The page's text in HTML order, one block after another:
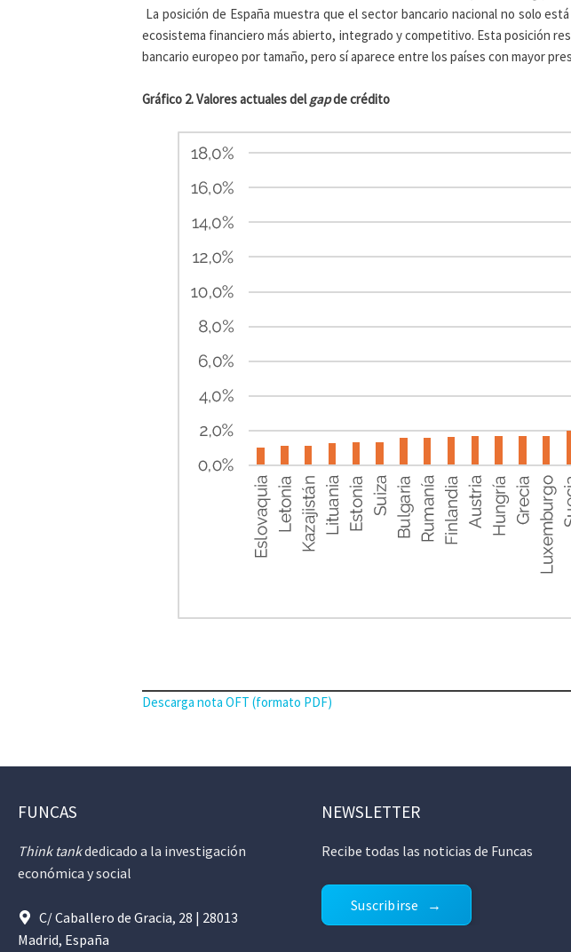
La posición de España muestra que el sector bancario nacional no solo
ecosistema financiero más abierto, integrado y competitivo. Esta posición
bancario europeo por tamaño, pero sí aparece entre los países con mayor
Gráfico 2. Valores actuales delgapde crédito
Descarga nota OFT (formato PDF)
FUNCAS
Think tankdedicado a la investigación
económica y social
C/ Caballero de Gracia, 28 | 28013
Madrid, España
NEWSLETTER
Recibe todas las noticias de Funcas
Suscribirse